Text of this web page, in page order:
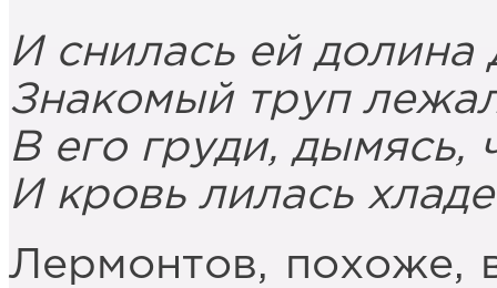
И снилась ей долина
Знакомый труп
В его груди, дымясь,
И кровь лилась
Лермонтов, похоже,